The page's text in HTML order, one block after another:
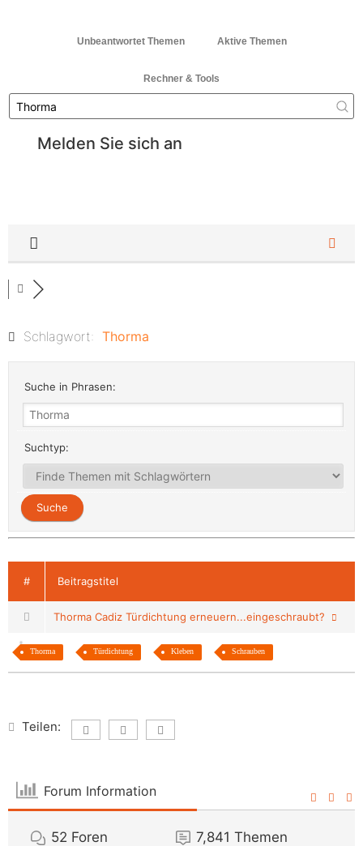
Unbeantwortet Themen Aktive Themen
Rechner & Tools
Melden Sie sich an
Schlagwort: Thorma
Suche in Phrasen:
Suchtyp:
# Beitragstitel
Thorma Cadiz Türdichtung erneuern...eingeschraubt?
Thorma Türdichtung Kleben Schrauben
Teilen:
Forum Information
52 Foren 7,841 Themen